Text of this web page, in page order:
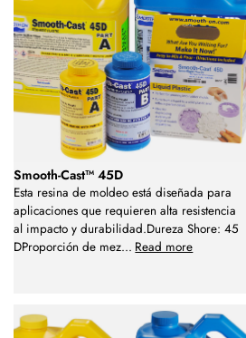
Smooth-Cast™ 45D
Esta resina de moldeo está diseñada para
aplicaciones que requieren alta resistencia
al impacto y durabilidad.Dureza Shore: 45
DProporción de mez... Read more